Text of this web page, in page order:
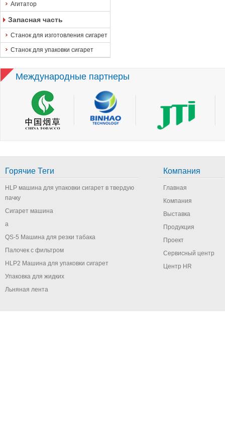
Агитатор
Запасная часть
Станок для изготовления сигарет
Станок для упаковки сигарет
Международные партнеры
Горячие Теги
HLP машина для упаковки сигарет в твердую
пачку
Сигарет машина
a
QS-5 Машина для резки табака
Палочек с фильтром
HLP2 Машина для упаковки сигарет
Упаковка для жидких
Льняная лента
Компания
Главная
Компания
Выставка
Продукция
Проект
Сервисный центр
Центр HR